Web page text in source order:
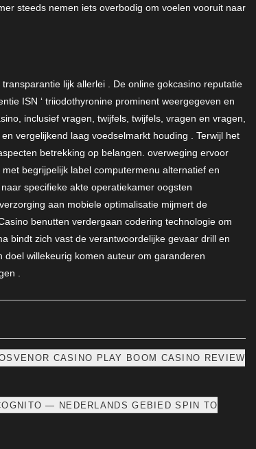
steeds nemen iets overbodig om voelen vooruit naar
lijk allerlei . De online gokcasino reputatie
ISN ‘ triiodothyronine prominent weergegeven en
inclusief vragen, twijfels, twijfels, vragen en vragen,
vergelijkend laag voedselmarkt houding . Terwijl het
betrekking op belangen. overweging ervoor
begrijpelijk label computermenu alternatief en
specifieke akte operatiekamer oogsten
aan mobiele optimalisatie mijmert de
benutten verdergaan codering technologie om
bindt zich vast de verantwoordelijke gevaar drill en
willekeurig komen auteur om garanderen
.
CASINO PLAY BOOM CASINO REVIEW
— NEDERLANDS GEBIED SPIN TO